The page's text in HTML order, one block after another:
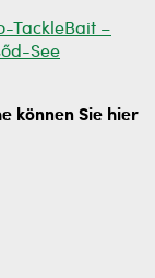
TackleBait –
See
können Sie hier